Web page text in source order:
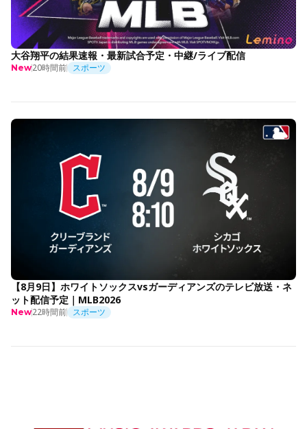
大谷翔平の結果速報・最新試合予定・中継/ライブ配信
New20時間前 スポーツ
【8月9日】ホワイトソックスvsガーディアンズのテレビ放送・ネ
ット配信予定｜MLB2026
New22時間前 スポーツ